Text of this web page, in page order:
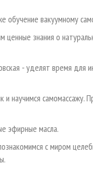
вакуумному
ценные знания о
- уделят время для
научимся самомассажу.
эфирные масла.
с миром